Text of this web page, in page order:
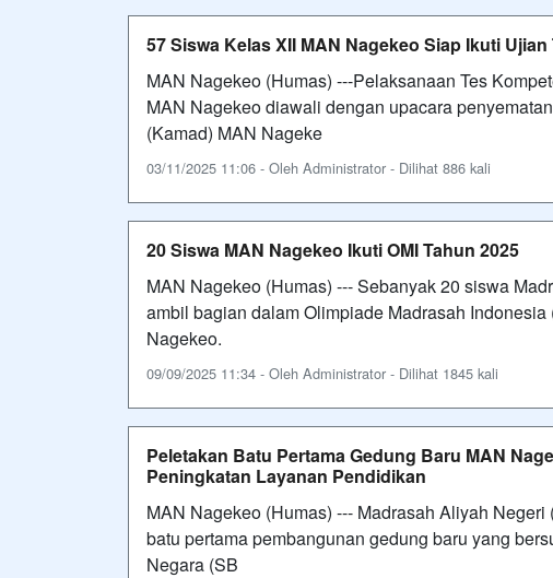
57 Siswa Kelas XII MAN Nagekeo Siap Ikuti Ujian
MAN Nagekeo (Humas) ---Pelaksanaan Tes
MAN Nagekeo diawali dengan upacara
(Kamad) MAN Nageke
03/11/2025 11:06 - Oleh Administrator - Dilihat 886 kali
20 Siswa MAN Nagekeo Ikuti OMI Tahun 2025
MAN Nagekeo (Humas) --- Sebanyak 20 siswa
ambil bagian dalam Olimpiade Madrasah
Nagekeo.
09/09/2025 11:34 - Oleh Administrator - Dilihat 1845 kali
Peletakan Batu Pertama Gedung Baru MAN
Peningkatan Layanan Pendidikan
MAN Nagekeo (Humas) --- Madrasah Aliyah
batu pertama pembangunan gedung baru yang
Negara (SB